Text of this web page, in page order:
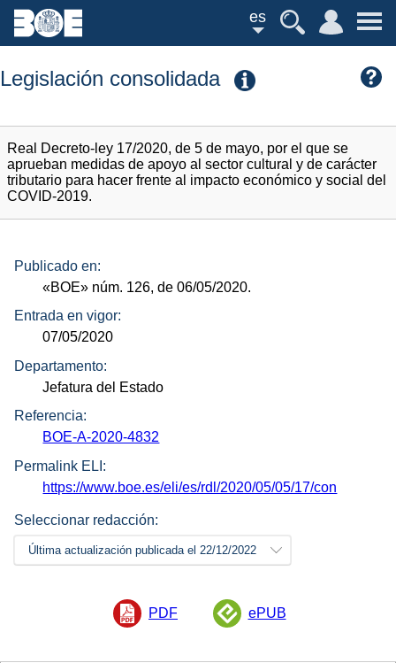
es
Legislación consolidada
Real Decreto-ley 17/2020, de 5 de mayo, por el que se
aprueban medidas de apoyo al sector cultural y de carácter
tributario para hacer frente al impacto económico y social del
COVID-2019.
Publicado en:
«BOE» núm. 126, de 06/05/2020.
Entrada en vigor:
07/05/2020
Departamento:
Jefatura del Estado
Referencia:
BOE-A-2020-4832
Permalink ELI:
https://www.boe.es/eli/es/rdl/2020/05/05/17/con
Seleccionar redacción:
Última actualización publicada el 22/12/2022
PDF ePUB